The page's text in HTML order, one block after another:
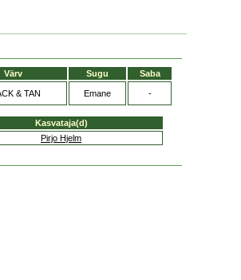
Värv Sugu Saba
& TAN Emane -
Kasvataja(d)
Pirjo Hjelm